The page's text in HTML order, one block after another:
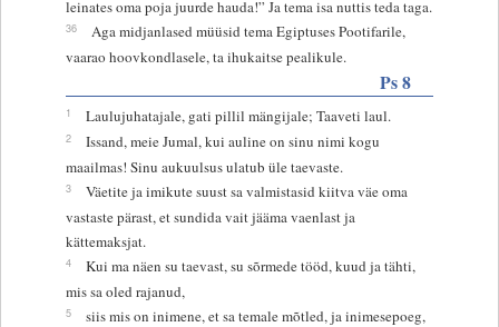
leinates oma poja juurde hauda!” Ja tema isa nuttis teda taga.
36
Aga midjanlased müüsid tema Egiptuses Pootifarile,
vaarao hoovkondlasele, ta ihukaitse pealikule.
Ps 8
1 Laulujuhatajale, gati pillil mängijale; Taaveti laul.
2
Issand, meie Jumal, kui auline on sinu nimi kogu
maailmas! Sinu aukuulsus ulatub üle taevaste.
3
Väetite ja imikute suust sa valmistasid kiitva väe oma
vastaste pärast, et sundida vait jääma vaenlast ja
kättemaksjat.
4
Kui ma näen su taevast, su sõrmede tööd, kuud ja tähti,
mis sa oled rajanud,
5
siis mis on inimene, et sa temale mõtled, ja inimesepoeg,